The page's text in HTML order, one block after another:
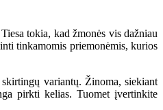
tokia, kad žmonės vis dažniau
tinkamomis priemonėmis, kurios
variantų. Žinoma, siekiant
pirkti kelias. Tuomet įvertinkite